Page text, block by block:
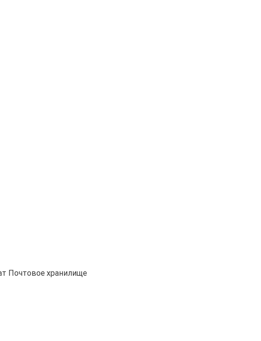
Почтовое хранилище